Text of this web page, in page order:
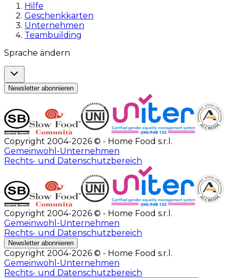
Hilfe
Geschenkkarten
Unternehmen
Teambuilding
Sprache ändern
Newsletter abonnieren
Copyright 2004-2026 © - Home Food s.r.l.
Gemeinwohl-Unternehmen
Rechts- und Datenschutzbereich
Copyright 2004-2026 © - Home Food s.r.l.
Gemeinwohl-Unternehmen
Rechts- und Datenschutzbereich
Newsletter abonnieren
Copyright 2004-2026 © - Home Food s.r.l.
Gemeinwohl-Unternehmen
Rechts- und Datenschutzbereich